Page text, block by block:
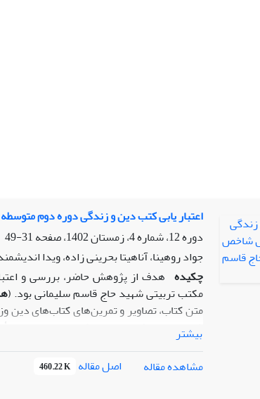
اعتبار یابی کتب دین و زندگی دوره دوم
دوره 12، شماره 4، زمستان 1402، صفحه
31-49
جواد روهینا، آناهیتا بحرینی زاده، ویدا
چکیده هدف از پژوهش حاضر، بررسی و
مکتب تربیتی شهید حاج قاسم سلیمانی بود. (
شاخص‌های مکتب تربیتی شهید سلیمانی به
مؤلفه‌های پژوهش در قالب مکتب شهید
انتها، جدول مقادیر فراوانی هر یک از
بیشتر
مشاهده مقاله
اصل مقاله 460.22 K